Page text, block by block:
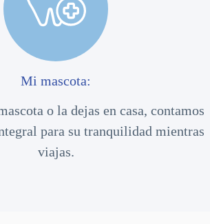
Mi mascota:
o la dejas en casa, contamos
para su tranquilidad mientras
viajas.